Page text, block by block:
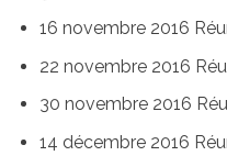
16 novembre 2016
22 novembre 2016
30 novembre 2016
14 décembre 2016